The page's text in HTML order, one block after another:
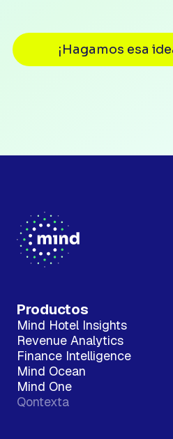
¡Hagamos esa
Productos
Mind Hotel Insights
Revenue Analytics
Finance Intelligence
Mind Ocean
Mind One
Qontexta